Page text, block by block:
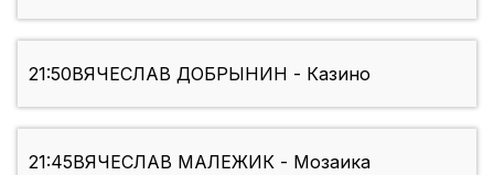
21:50ВЯЧЕСЛАВ ДОБРЫНИН - Казино
21:45ВЯЧЕСЛАВ МАЛЕЖИК - Мозаика